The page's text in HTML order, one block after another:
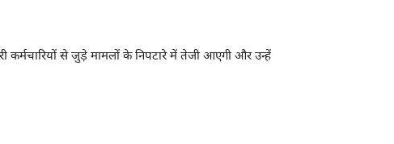
कर्मचारियों से जुड़े मामलों के निपटारे में तेजी आएगी और उन्हें